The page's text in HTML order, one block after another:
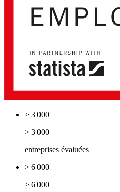
> 3 000
> 3 000
entreprises évaluées
> 6 000
> 6 000